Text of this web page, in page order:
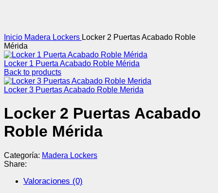
Inicio Madera Lockers Locker 2 Puertas Acabado Roble
Mérida
Locker 1 Puerta Acabado Roble Mérida
Back to products
Locker 3 Puertas Acabado Roble Merida
Locker 2 Puertas Acabado
Roble Mérida
Categoría: Madera Lockers
Share:
Valoraciones (0)